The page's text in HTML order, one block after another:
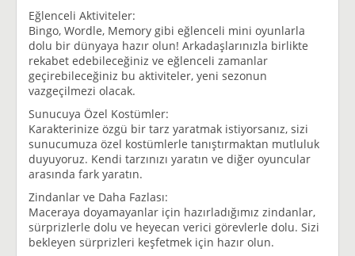
Eğlenceli Aktiviteler:
Bingo, Wordle, Memory gibi eğlenceli mini oyunlarla
dolu bir dünyaya hazır olun! Arkadaşlarınızla birlikte
rekabet edebileceğiniz ve eğlenceli zamanlar
geçirebileceğiniz bu aktiviteler, yeni sezonun
vazgeçilmezi olacak.
Sunucuya Özel Kostümler:
Karakterinize özgü bir tarz yaratmak istiyorsanız, sizi
sunucumuza özel kostümlerle tanıştırmaktan mutluluk
duyuyoruz. Kendi tarzınızı yaratın ve diğer oyuncular
arasında fark yaratın.
Zindanlar ve Daha Fazlası:
Maceraya doyamayanlar için hazırladığımız zindanlar,
sürprizlerle dolu ve heyecan verici görevlerle dolu. Sizi
bekleyen sürprizleri keşfetmek için hazır olun.